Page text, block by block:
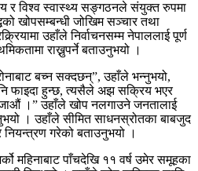
र विश्व स्वास्थ्य सङ्गठनले संयुक्त रुपमा
खोपसम्बन्धी जोखिम सञ्चार तथा
उहाँले निर्वाचनसम्म नेपाललाई पूर्ण
राख्नुपर्ने बताउनुभयो ।
बच्न सक्दछन्”, उहाँले भन्नुभयो,
फाइदा हुन्छ, त्यसैले अझ सक्रिय भएर
।” उहाँले खोप नलगाउने जनतालाई
। उहाँले सीमित साधनस्रोतका बाबजुद
गरेको बताउनुभयो ।
महिनाबाट पाँचदेखि ११ वर्ष उमेर समूहका